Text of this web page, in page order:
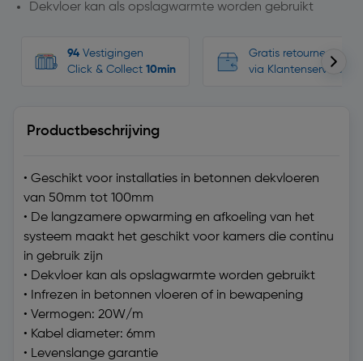
Dekvloer kan als opslagwarmte worden gebruikt
94 Vestigingen
Click & Collect 10min
Gratis retourneren,
via Klantenservice
Productbeschrijving
• Geschikt voor installaties in betonnen dekvloeren
van 50mm tot 100mm
• De langzamere opwarming en afkoeling van het
systeem maakt het geschikt voor kamers die continu
in gebruik zijn
• Dekvloer kan als opslagwarmte worden gebruikt
• Infrezen in betonnen vloeren of in bewapening
• Vermogen: 20W/m
• Kabel diameter: 6mm
• Levenslange garantie